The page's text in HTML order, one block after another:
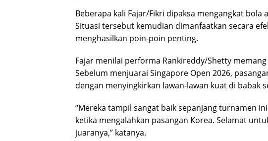
Beberapa kali Fajar/Fikri dipaksa mengangkat bola
Situasi tersebut kemudian dimanfaatkan secara
menghasilkan poin-poin penting.
Fajar menilai performa Rankireddy/Shetty
Sebelum menjuarai Singapore Open 2026,
dengan menyingkirkan lawan-lawan kuat di babak
“Mereka tampil sangat baik sepanjang turnamen
ketika mengalahkan pasangan Korea. Selamat
juaranya,” katanya.